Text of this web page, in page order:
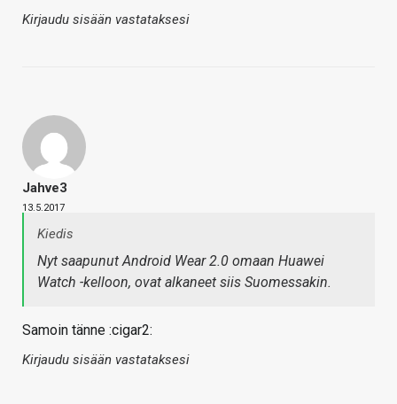
Kirjaudu sisään vastataksesi
Jahve3
13.5.2017
Kiedis
Nyt saapunut Android Wear 2.0 omaan Huawei
Watch -kelloon, ovat alkaneet siis Suomessakin.
Samoin tänne :cigar2:
Kirjaudu sisään vastataksesi